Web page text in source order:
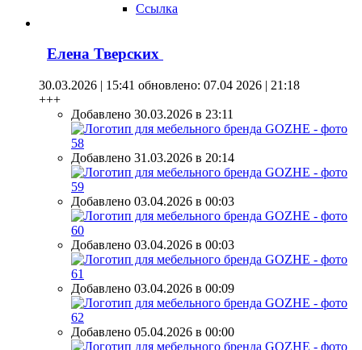
Ссылка
Елена Тверских
30.03.2026 | 15:41 обновлено: 07.04 2026 | 21:18
+++
Добавлено 30.03.2026 в 23:11
Добавлено 31.03.2026 в 20:14
Добавлено 03.04.2026 в 00:03
Добавлено 03.04.2026 в 00:03
Добавлено 03.04.2026 в 00:09
Добавлено 05.04.2026 в 00:00